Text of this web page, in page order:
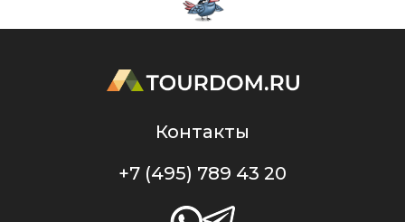
Контакты
+7 (495) 789 43 20